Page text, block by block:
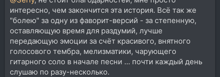
интересно, чем закончится эта история. Всё так же
"болею" за одну из фаворит-версий - за степенную,
оставляющую время для раздумий, лучше
передающую эмоции за счёт красивого, внятного
голосового тембра, мелизматики, чарующего
гитарного соло в начале песни ... почти каждый день
слушаю по разу-несколько.